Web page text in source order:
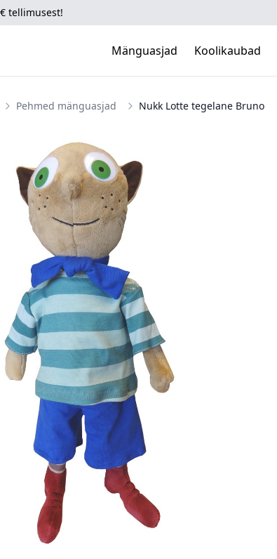
tellimusest!
Mänguasjad Koolikaubad
Pehmed mänguasjad Nukk Lotte tegelane Bruno